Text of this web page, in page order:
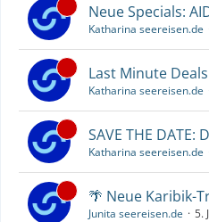
Neue Specials:
Katharina seereisen.de
Last Minute
Katharina seereisen.de
SAVE THE DATE:
Katharina seereisen.de
🌴 Neue Karibik-
Junita seereisen.de 5.